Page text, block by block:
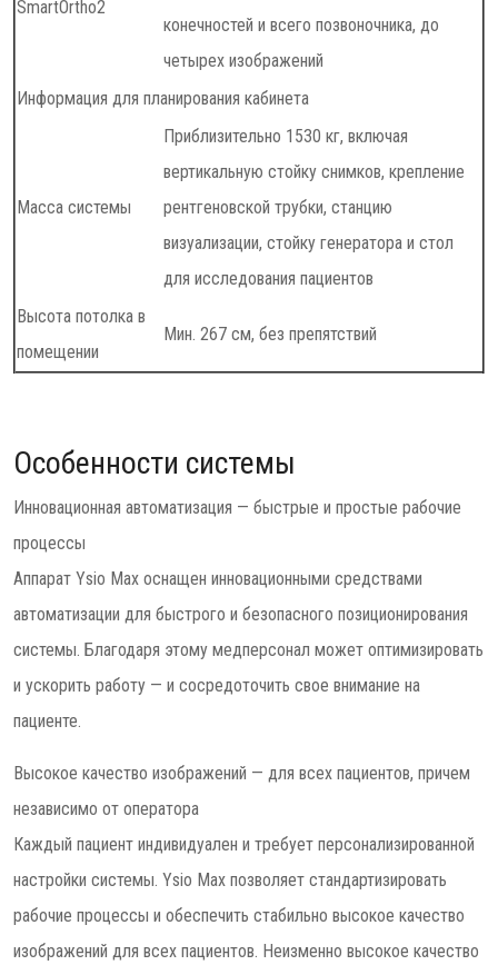
SmartOrtho2
конечностей и всего позвоночника, до
четырех изображений
Информация для планирования кабинета
Масса системы
Приблизительно 1530 кг, включая
вертикальную стойку снимков, крепление
рентгеновской трубки, станцию
визуализации, стойку генератора и стол
для исследования пациентов
Высота потолка в
помещении
Мин. 267 см, без препятствий
Особенности системы
Инновационная автоматизация — быстрые и простые рабочие
процессы
Аппарат Ysio Max оснащен инновационными средствами
автоматизации для быстрого и безопасного позиционирования
системы. Благодаря этому медперсонал может оптимизировать
и ускорить работу — и сосредоточить свое внимание на
пациенте.
Высокое качество изображений — для всех пациентов, причем
независимо от оператора
Каждый пациент индивидуален и требует персонализированной
настройки системы. Ysio Max позволяет стандартизировать
рабочие процессы и обеспечить стабильно высокое качество
изображений для всех пациентов. Неизменно высокое качество